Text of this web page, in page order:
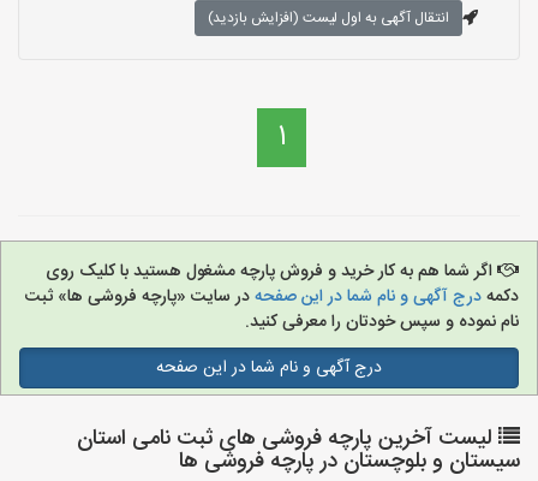
انتقال آگهی به اول لیست (افزایش بازدید)
1
اگر شما هم به کار خرید و فروش پارچه مشغول هستید با کلیک روی
دکمهدرج آگهی و نام شما در این صفحهدر سایت «پارچه فروشی ها» ثبت
نام نموده و سپس خودتان را معرفی کنید.
درج آگهی و نام شما در این صفحه
لیست آخرین پارچه فروشی های ثبت نامی استان
سیستان و بلوچستان در پارچه فروشی ها